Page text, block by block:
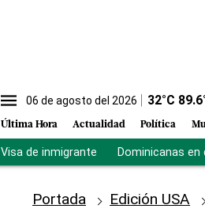
06 de agosto del 2026 32°C 89.6
Última Hora Actualidad Política
Visa de inmigrante Dominicanas
Portada Edición USA